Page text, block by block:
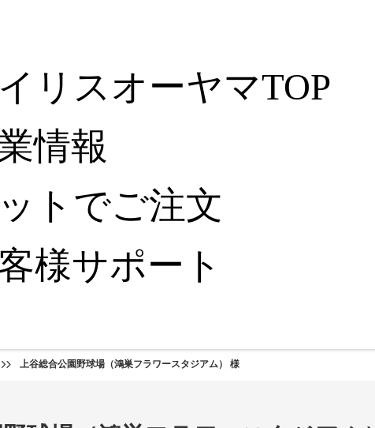
リスオーヤマTOP
情報
トでご注文
様サポート
上谷総合公園野球場（鴻巣フラワースタジアム） 様